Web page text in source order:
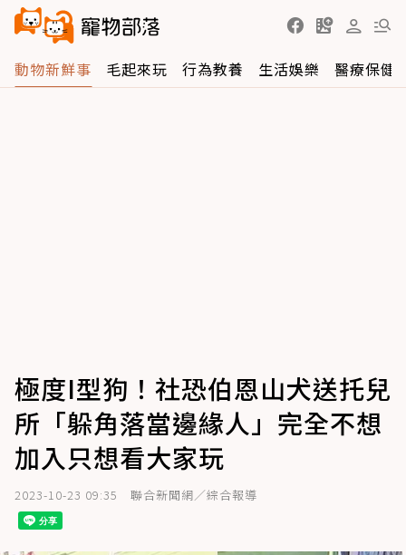
動物新鮮事 毛起來玩 行為教養 生活娛樂 醫療保健
極度I型狗！社恐伯恩山犬送托兒
所「躲角落當邊緣人」完全不想
加入只想看大家玩
2023-10-23 09:35 聯合新聞網／綜合報導